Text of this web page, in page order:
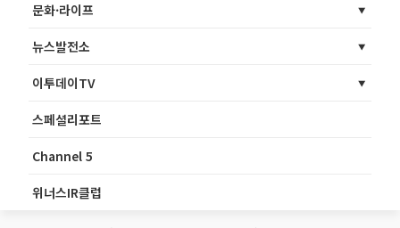
문화·라이프
뉴스발전소
이투데이TV
스페셜리포트
Channel 5
위너스IR클럽